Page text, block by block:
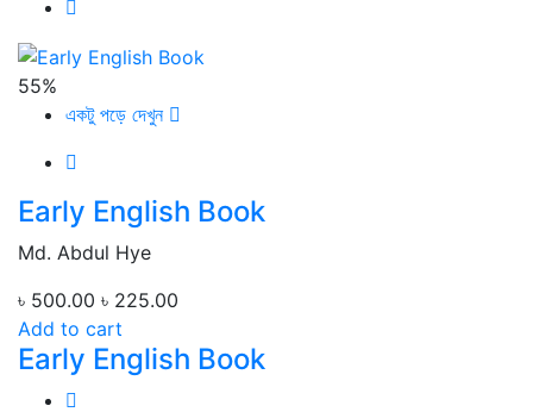
55%
একটু পড়ে দেখুন
Early English Book
Md. Abdul Hye
৳ 500.00 ৳ 225.00
Add to cart
Early English Book